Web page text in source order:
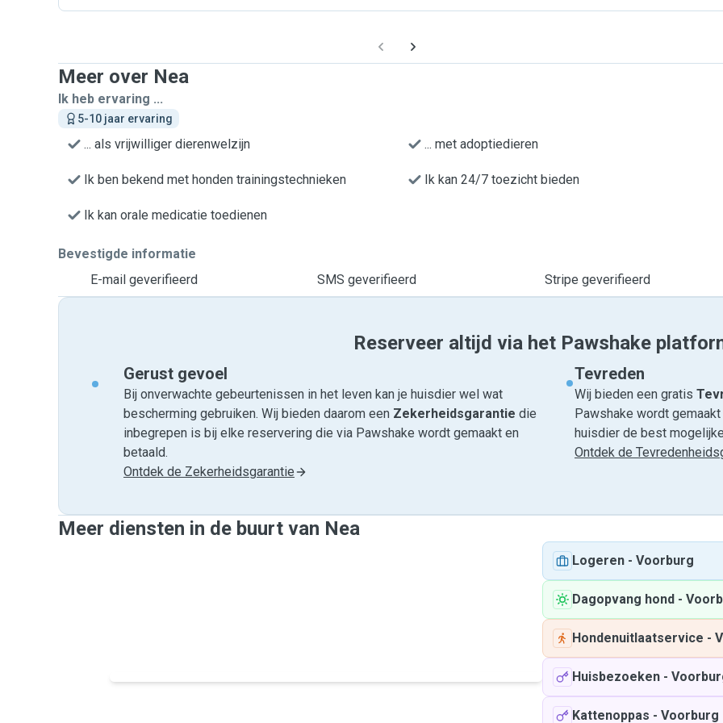
Meer over Nea
Ik heb ervaring ...
5-10 jaar ervaring
... als vrijwilliger dierenwelzijn ... met adoptiedieren
Ik ben bekend met honden trainingstechnieken Ik kan 24/7 toezicht bieden
Ik kan orale medicatie toedienen
Bevestigde informatie
E-mail geverifieerd
SMS geverifieerd Stripe geverifieerd
Reserveer altijd via het Pawshake
Gerust gevoel
Bij onverwachte gebeurtenissen in het leven kan je huisdier wel wat
bescherming gebruiken. Wij bieden daarom een Zekerheidsgarantie die
inbegrepen is bij elke reservering die via Pawshake wordt gemaakt en
betaald.
Ontdek de Zekerheidsgarantie
Tevreden
Wij bieden een gratis
Pawshake wordt
huisdier de best
Ontdek de
Meer diensten in de buurt van Nea
Logeren - Voorburg
Dagopvang hond -
Hondenuitlaatservice -
Huisbezoeken -
Kattenoppas - Voorburg